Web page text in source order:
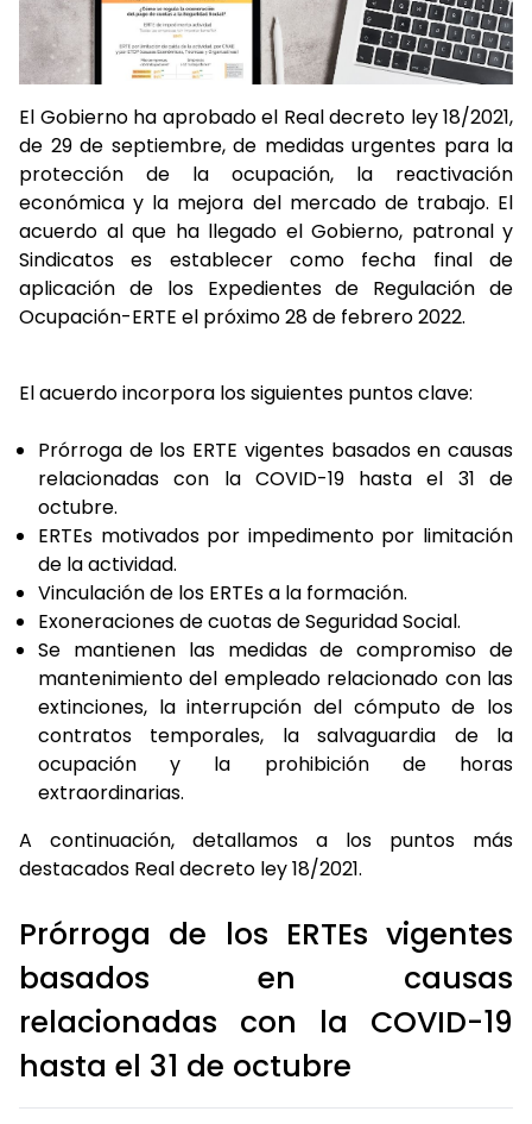
El Gobierno ha aprobado el Real decreto ley 18/2021,
de 29 de septiembre, de medidas urgentes para la
protección de la ocupación, la reactivación
económica y la mejora del mercado de trabajo. El
acuerdo al que ha llegado el Gobierno, patronal y
Sindicatos es establecer como fecha final de
aplicación de los Expedientes de Regulación de
Ocupación-ERTE el próximo 28 de febrero 2022.
El acuerdo incorpora los siguientes puntos clave:
Prórroga de los ERTE vigentes basados en causas
relacionadas con la COVID-19 hasta el 31 de
octubre.
ERTEs motivados por impedimento por limitación
de la actividad.
Vinculación de los ERTEs a la formación.
Exoneraciones de cuotas de Seguridad Social.
Se mantienen las medidas de compromiso de
mantenimiento del empleado relacionado con las
extinciones, la interrupción del cómputo de los
contratos temporales, la salvaguardia de la
ocupación y la prohibición de horas
extraordinarias.
A continuación, detallamos a los puntos más
destacados Real decreto ley 18/2021.
Prórroga de los ERTEs vigentes
basados en causas
relacionadas con la COVID-19
hasta el 31 de octubre